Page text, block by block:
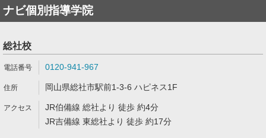
ナビ個別指導学院
総社校
0120-941-967
岡山県総社市駅前1-3-6 ハピネス1F
JR伯備線 総社より 徒歩 約4分
JR吉備線 東総社より 徒歩 約17分